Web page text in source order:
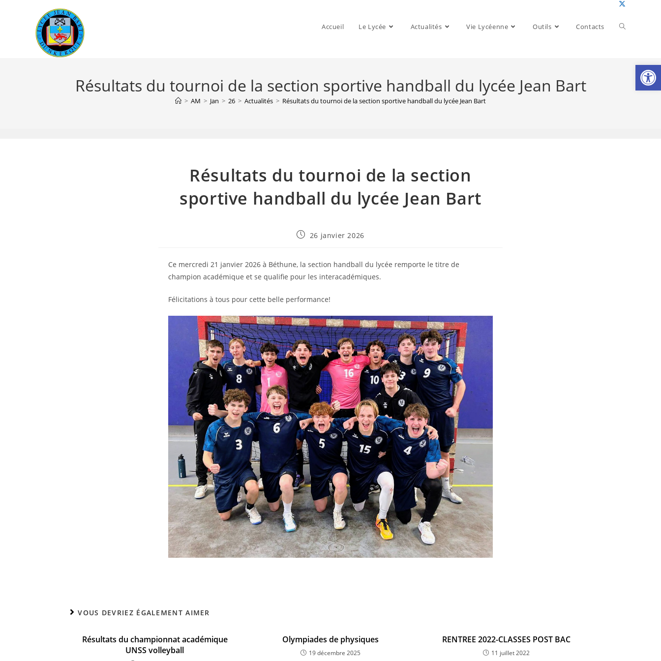
Accueil Le Lycée Actualités Vie Lycéenne Outils Contacts Toggle
website
Résultats du tournoi de la section sportive handball du lycée Jean Bart
> AM > Jan > 26 > Actualités > Résultats du tournoi de la section sportive handball du lycée Jean Bart
Résultats du tournoi de la section
sportive handball du lycée Jean Bart
Publication
26 janvier 2026
Ce mercredi 21 janvier 2026 à Béthune, la section handball du lycée remporte le titre de
champion académique et se qualifie pour les interacadémiques.
Félicitations à tous pour cette belle performance!
VOUS DEVRIEZ ÉGALEMENT AIMER
Résultats du championnat académique
UNSS volleyball
Olympiades de physiques
19 décembre 2025
RENTREE 2022-CLASSES POST BAC
11 juillet 2022